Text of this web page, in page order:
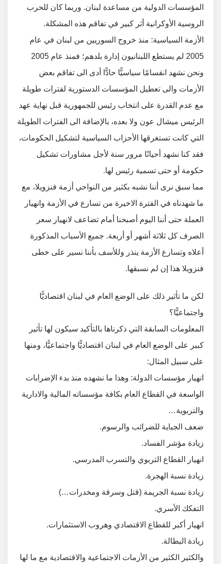
المؤسسات الدولية من مساعدة لبنان. وربما كان للحرب
الروسية الأوكرانية أثر كبير في تفاقم هذه المشكلة.
الأزمة السياسية: منذ خروج السوريين من لبنان في عام
2005 لم يستطع اللبنانيون إدارة بلدهم؛ فمنذ عام 2005
ونحن نشهد انقسامًا سياسيًّا حادًّا أدى الى تفاقم بعض
الأزمات والى تعطيل المؤسسات الدستورية لفترات طويلة
مع عدم القدرة على انتخاب رئيس للجمهورية قبل نهاية عهد
الرئيس ميشال عون ولا بعده، بالإضافة الى الفترات الطويلة
التي كانت تستغرقها الأحزاب السياسية لتشكيل الحكومات،
فقد كنا نشهد أحيانًا مرور سنة لأجل مشاورات تشكيل
حكومة أو حتى تسمية رئيس لها.
مما سبق نرى أننا نشبه بكثير من النواحي أزمة فنزويلا، مع
ما شهدناه في الفترة الاخيرة من تسارع في الأزمة وانهيار
العملة حتى أننا اليوم أصبحنا أمام تضاعف لانهيار سعر
الصرف كل ثلاثة أشهر أو أربعة. جميع الأسباب المذكورة
أعلاه وتسارع الأزمة ينذر وللأسف بأننا نسير على خطى
فنزويلا هذا إن لم نسبقها.
لكن ما تأثير ذلك على الوضع العام في لبنان اقتصاديًّا
واجتماعيًّا؟
المعلومات السابقة التي ذكرناها بالتأكيد سيكون لها تأثير
كبير على الوضع العام في لبنان اقتصاديًّا واجتماعيًّا، ومنها
على سبيل المثال:
انهيار مؤسسات الدولة: وهذا ما نشهده منذ بدء الإضرابات
الواسعة في القطاع العام بكافة مؤسساته المالية والادارية
والتربوية…
ضعف الجباية للضرائب والرسوم.
زيادة مؤشر الفساد.
انهيار القطاع التربوي والتسرب المدرسي.
زيادة نسبة الهجرة.
زيادة نسبة الجريمة (قتل وسرقة ومخدرات…)
التفكك الأسري.
انهيار أكبر للقطاع الاقتصادي وهروب الاستثمارات.
زيادة البطالة.
والكثير الكثير من الأزمات الاجتماعية والاقتصادية مع ما لها